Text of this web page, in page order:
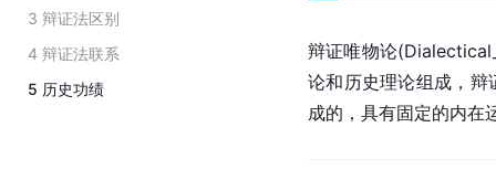
3 辩证法区别
4 辩证法联系
5 历史功绩
辩证唯物论
论和历史理论组成，辩
成的，具有固定的内在